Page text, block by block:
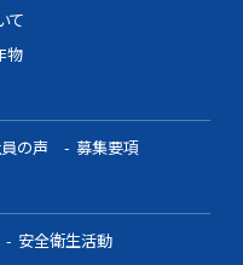
て
物
の声 募集要項
安全衛生活動